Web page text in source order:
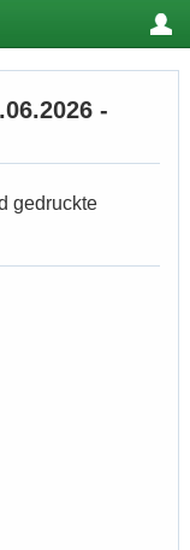
-
gedruckte